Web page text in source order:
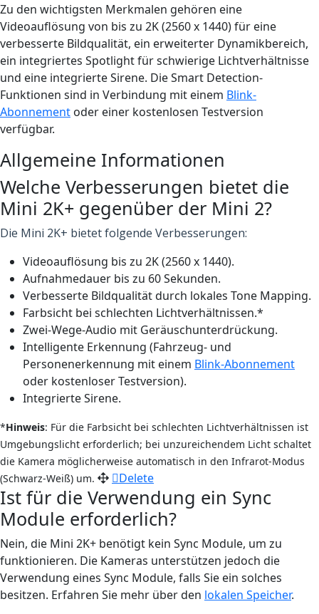
Zu den wichtigsten Merkmalen gehören eine
Videoauflösung von bis zu 2K (2560 x 1440) für eine
verbesserte Bildqualität, ein erweiterter Dynamikbereich,
ein integriertes Spotlight für schwierige Lichtverhältnisse
und eine integrierte Sirene. Die Smart Detection-
Funktionen sind in Verbindung mit einem Blink-
Abonnement oder einer kostenlosen Testversion
verfügbar.
Allgemeine Informationen
Welche Verbesserungen bietet die
Mini 2K+ gegenüber der Mini 2?
Die Mini 2K+ bietet folgende Verbesserungen:
Videoauflösung bis zu 2K (2560 x 1440).
Aufnahmedauer bis zu 60 Sekunden.
Verbesserte Bildqualität durch lokales Tone Mapping.
Farbsicht bei schlechten Lichtverhältnissen.*
Zwei-Wege-Audio mit Geräuschunterdrückung.
Intelligente Erkennung (Fahrzeug- und
Personenerkennung mit einem Blink-Abonnement
oder kostenloser Testversion).
Integrierte Sirene.
*Hinweis: Für die Farbsicht bei schlechten Lichtverhältnissen ist
Umgebungslicht erforderlich; bei unzureichendem Licht schaltet
die Kamera möglicherweise automatisch in den Infrarot-Modus
(Schwarz-Weiß) um.
Delete
Ist für die Verwendung ein Sync
Module erforderlich?
Nein, die Mini 2K+ benötigt kein Sync Module, um zu
funktionieren. Die Kameras unterstützen jedoch die
Verwendung eines Sync Module, falls Sie ein solches
besitzen. Erfahren Sie mehr über den lokalen Speicher.